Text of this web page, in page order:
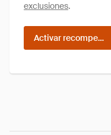
exclusiones.
Activar recompensas